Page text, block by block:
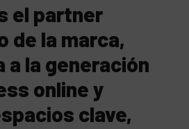
el partner
de la marca,
a la generación
online y
clave,